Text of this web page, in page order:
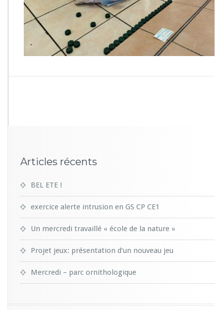
0
3
_
1
2
Articles récents
BEL ETE !
exercice alerte intrusion en GS CP CE1
Un mercredi travaillé « école de la nature »
Projet jeux: présentation d’un nouveau jeu
Mercredi – parc ornithologique